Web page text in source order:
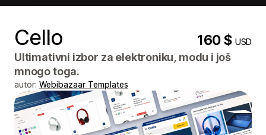
Cello 160 $USD
Ultimativni izbor za elektroniku, modu i još
mnogo toga.
autor: Webibazaar Templates